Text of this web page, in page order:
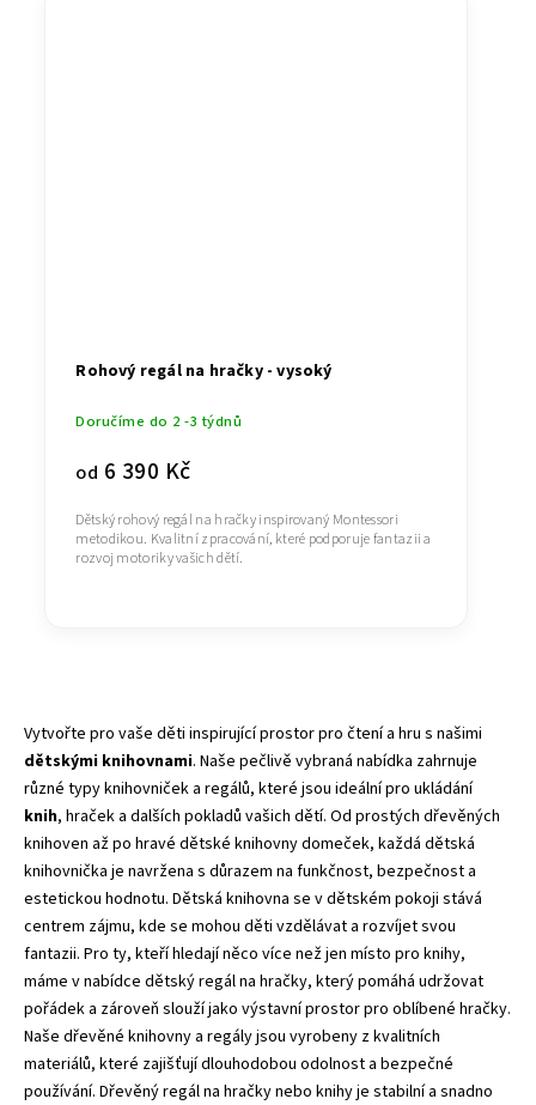
Rohový regál na hračky - vysoký
Doručíme do 2 -3 týdnů
od 6 390 Kč
Dětský rohový regál na hračky inspirovaný Montessori
metodikou. Kvalitní zpracování, které podporuje fantazii a
rozvoj motoriky vašich dětí.
Vytvořte pro vaše děti inspirující prostor pro čtení a hru s našimi
dětskými knihovnami. Naše pečlivě vybraná nabídka zahrnuje
různé typy knihovniček a regálů, které jsou ideální pro ukládání
knih, hraček a dalších pokladů vašich dětí. Od prostých dřevěných
knihoven až po hravé dětské knihovny domeček, každá dětská
knihovnička je navržena s důrazem na funkčnost, bezpečnost a
estetickou hodnotu. Dětská knihovna se v dětském pokoji stává
centrem zájmu, kde se mohou děti vzdělávat a rozvíjet svou
fantazii. Pro ty, kteří hledají něco více než jen místo pro knihy,
máme v nabídce dětský regál na hračky, který pomáhá udržovat
pořádek a zároveň slouží jako výstavní prostor pro oblíbené hračky.
Naše dřevěné knihovny a regály jsou vyrobeny z kvalitních
materiálů, které zajišťují dlouhodobou odolnost a bezpečné
používání. Dřevěný regál na hračky nebo knihy je stabilní a snadno